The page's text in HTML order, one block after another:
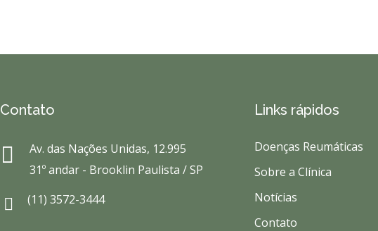
Contato
Av. das Nações Unidas, 12.995
31º andar - Brooklin Paulista / SP
(11) 3572-3444
Links rápidos
Doenças Reumáticas
Sobre a Clínica
Notícias
Contato